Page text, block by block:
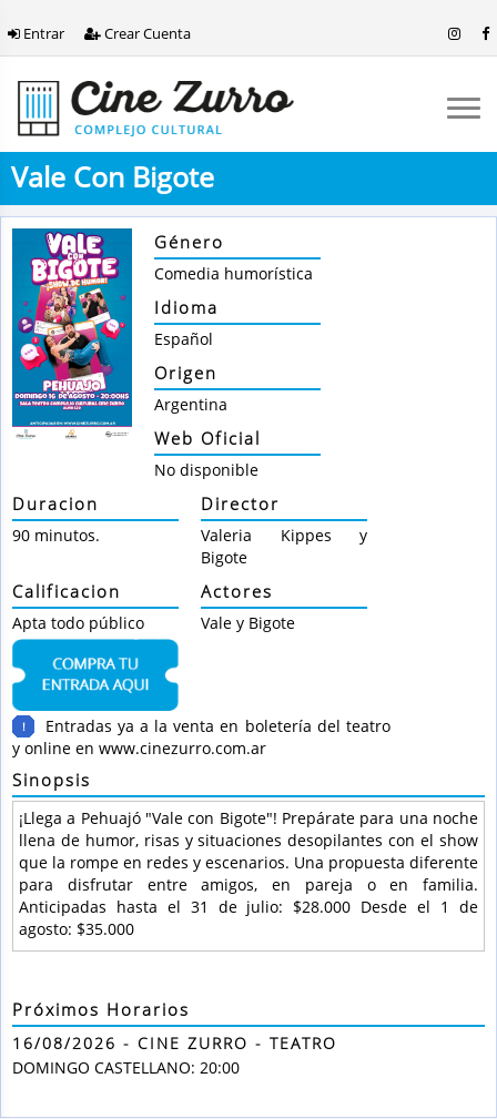
Entrar Crear Cuenta
Vale Con Bigote
Género
Comedia humorística
Idioma
Español
Origen
Argentina
Web Oficial
No disponible
Duracion
90 minutos.
Director
Valeria Kippes y
Bigote
Calificacion
Apta todo público
Actores
Vale y Bigote
!
Entradas ya a la venta en boletería del teatro
y online en www.cinezurro.com.ar
Sinopsis
¡Llega a Pehuajó "Vale con Bigote"! Prepárate para una noche
llena de humor, risas y situaciones desopilantes con el show
que la rompe en redes y escenarios. Una propuesta diferente
para disfrutar entre amigos, en pareja o en familia.
Anticipadas hasta el 31 de julio: $28.000 Desde el 1 de
agosto: $35.000
Próximos Horarios
16/08/2026 - CINE ZURRO - TEATRO
DOMINGO CASTELLANO: 20:00